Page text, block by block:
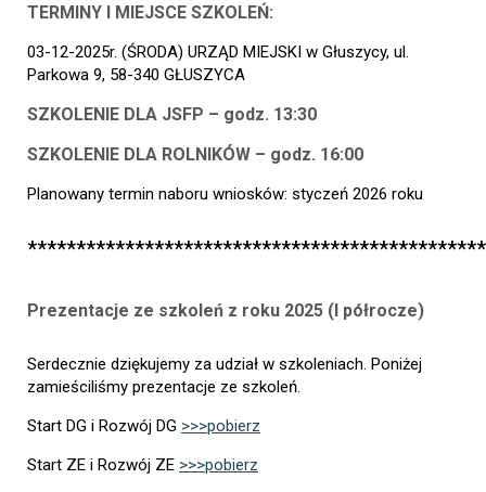
TERMINY I MIEJSCE SZKOLEŃ:
03-12-2025r. (ŚRODA) URZĄD MIEJSKI w Głuszycy, ul.
Parkowa 9, 58-340 GŁUSZYCA
SZKOLENIE DLA JSFP – godz. 13:30
SZKOLENIE DLA ROLNIKÓW – godz. 16:00
Planowany termin naboru wniosków: styczeń 2026 roku
Prezentacje ze szkoleń z roku 2025 (I półrocze)
Serdecznie dziękujemy za udział w szkoleniach. Poniżej
zamieściliśmy prezentacje ze szkoleń.
Start DG i Rozwój DG >>>pobierz
Start ZE i Rozwój ZE >>>pobierz